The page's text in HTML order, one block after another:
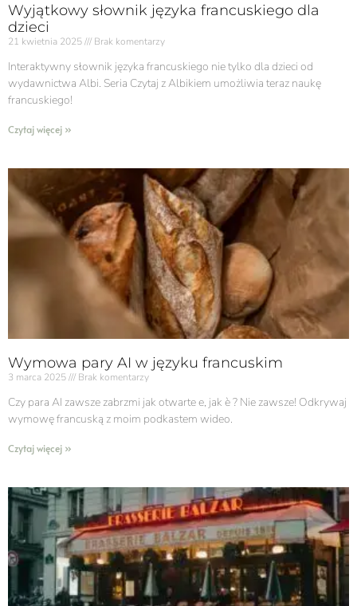
Wyjątkowy słownik języka francuskiego dla
dzieci
21 kwietnia 2025 Brak komentarzy
Interaktywny słownik języka francuskiego nie tylko dla dzieci od
wydawnictwa Albi. Seria Czytaj z Albikiem umożliwia teraz naukę
francuskiego!
Czytaj więcej »
Wymowa pary AI w języku francuskim
3 marca 2025 Brak komentarzy
Czy para AI zawsze zabrzmi jak otwarte e, jak è ? Nie zawsze! Odkrywaj
wymowę francuską z moim podkastem wideo.
Czytaj więcej »